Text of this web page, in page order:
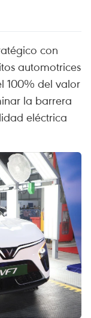
con
automotrices
100% del valor
la barrera
eléctrica